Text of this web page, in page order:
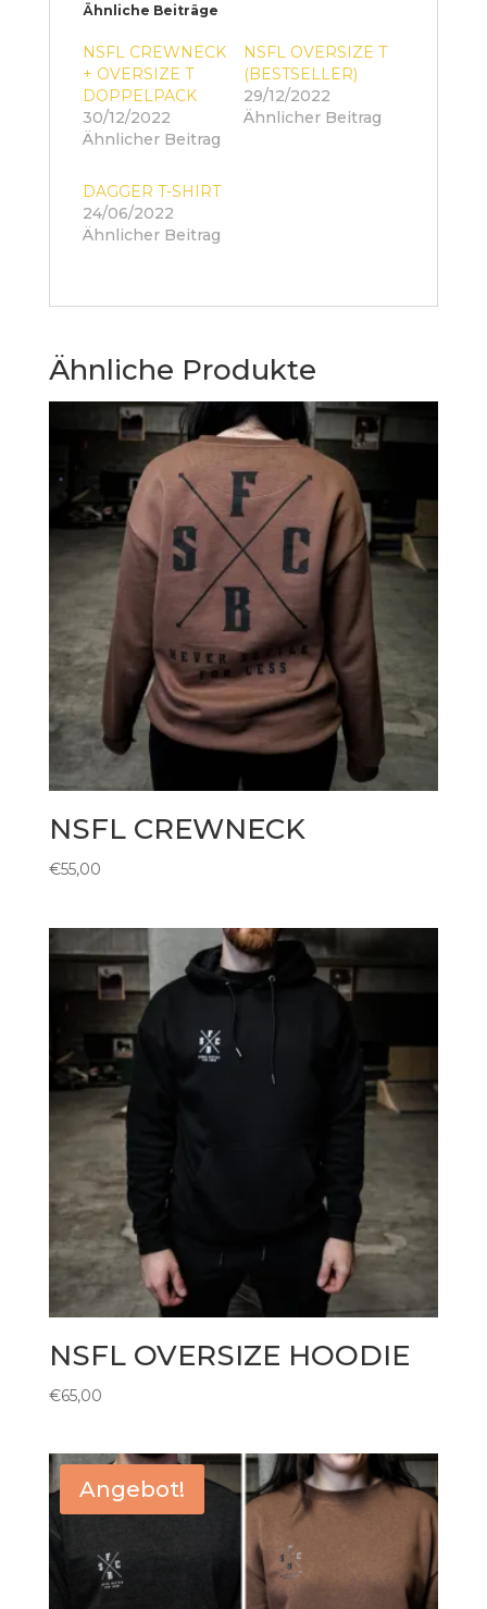
Ähnliche Beiträge
NSFL CREWNECK
+ OVERSIZE T
DOPPELPACK
30/12/2022
Ähnlicher Beitrag
NSFL OVERSIZE T
(BESTSELLER)
29/12/2022
Ähnlicher Beitrag
DAGGER T-SHIRT
24/06/2022
Ähnlicher Beitrag
Ähnliche Produkte
NSFL CREWNECK
€55,00
NSFL OVERSIZE HOODIE
€65,00
Angebot!